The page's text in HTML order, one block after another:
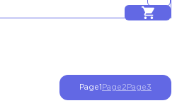
Lisa korvi
Page Page 2 Page 3